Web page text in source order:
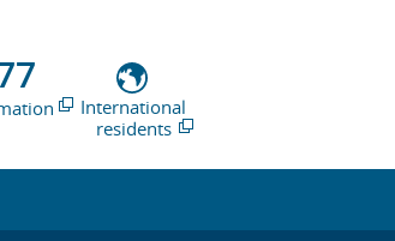
International
residents